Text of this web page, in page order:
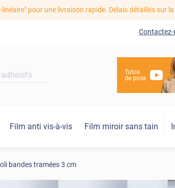
pour une livraison rapide. Délais détaillés sur
Tutos
de pose
Film anti vis-à-vis Film miroir sans tain
bandes tramées 3 cm